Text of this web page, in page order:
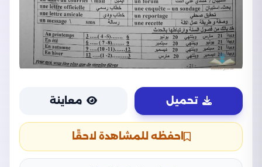
تحميل معاينة
احفظه للمشاهدة لاحقًا